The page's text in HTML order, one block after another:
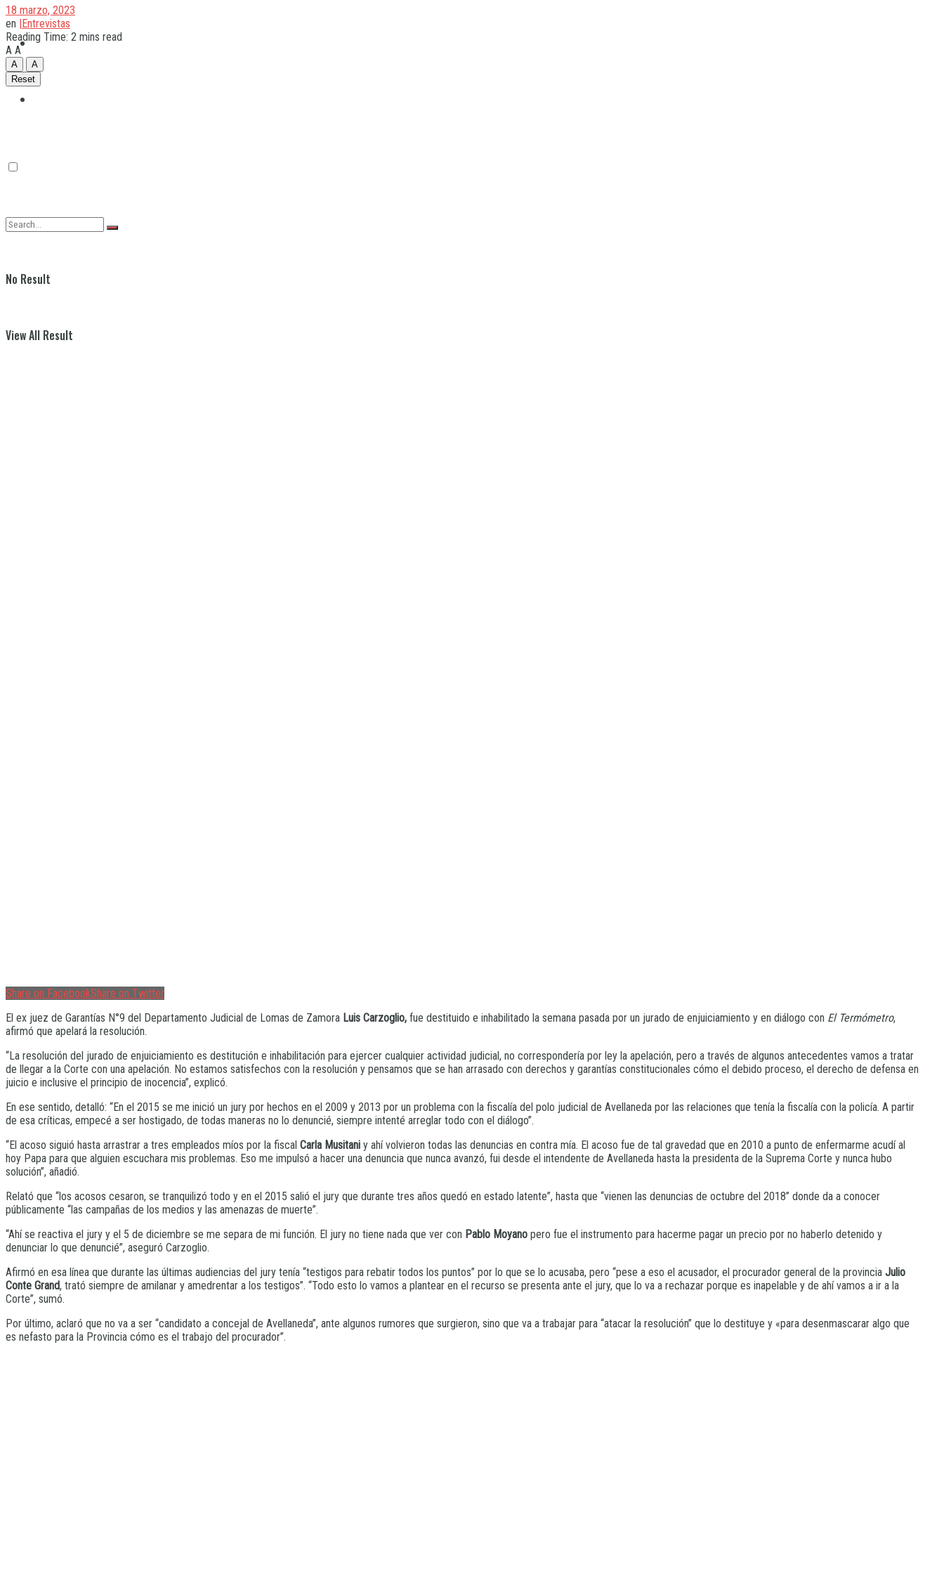
Quilmes
No Result
View All Result
18 marzo, 2023
en |Entrevistas
Reading Time: 2 mins read
A A
A
A
Reset
Share on FacebookShare on Twitter
El ex juez de Garantías N°9 del Departamento Judicial de Lomas de Zamora Luis Carzoglio, fue destituido e inhabilitado la semana pasada por un jurado de enjuiciamiento y en diálogo con El Termómetro,
afirmó que apelará la resolución.
“La resolución del jurado de enjuiciamiento es destitución e inhabilitación para ejercer cualquier actividad judicial, no correspondería por ley la apelación, pero a través de algunos antecedentes vamos a tratar
de llegar a la Corte con una apelación. No estamos satisfechos con la resolución y pensamos que se han arrasado con derechos y garantías constitucionales cómo el debido proceso, el derecho de defensa en
juicio e inclusive el principio de inocencia”, explicó.
En ese sentido, detalló: “En el 2015 se me inició un jury por hechos en el 2009 y 2013 por un problema con la fiscalía del polo judicial de Avellaneda por las relaciones que tenía la fiscalía con la policía. A partir
de esa críticas, empecé a ser hostigado, de todas maneras no lo denuncié, siempre intenté arreglar todo con el diálogo”.
“El acoso siguió hasta arrastrar a tres empleados míos por la fiscal Carla Musitani y ahí volvieron todas las denuncias en contra mía. El acoso fue de tal gravedad que en 2010 a punto de enfermarme acudí al
hoy Papa para que alguien escuchara mis problemas. Eso me impulsó a hacer una denuncia que nunca avanzó, fui desde el intendente de Avellaneda hasta la presidenta de la Suprema Corte y nunca hubo
solución”, añadió.
Relató que “los acosos cesaron, se tranquilizó todo y en el 2015 salió el jury que durante tres años quedó en estado latente”, hasta que “vienen las denuncias de octubre del 2018” donde da a conocer
públicamente “las campañas de los medios y las amenazas de muerte”.
“Ahí se reactiva el jury y el 5 de diciembre se me separa de mi función. El jury no tiene nada que ver con Pablo Moyano pero fue el instrumento para hacerme pagar un precio por no haberlo detenido y
denunciar lo que denuncié”, aseguró Carzoglio.
Afirmó en esa línea que durante las últimas audiencias del jury tenía “testigos para rebatir todos los puntos” por lo que se lo acusaba, pero “pese a eso el acusador, el procurador general de la provincia Julio
Conte Grand, trató siempre de amilanar y amedrentar a los testigos”. “Todo esto lo vamos a plantear en el recurso se presenta ante el jury, que lo va a rechazar porque es inapelable y de ahí vamos a ir a la
Corte”, sumó.
Por último, aclaró que no va a ser “candidato a concejal de Avellaneda”, ante algunos rumores que surgieron, sino que va a trabajar para “atacar la resolución” que lo destituye y «para desenmascarar algo que
es nefasto para la Provincia cómo es el trabajo del procurador”.